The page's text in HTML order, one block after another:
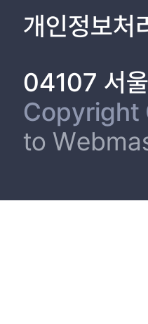
개인정보처
04107 서
to